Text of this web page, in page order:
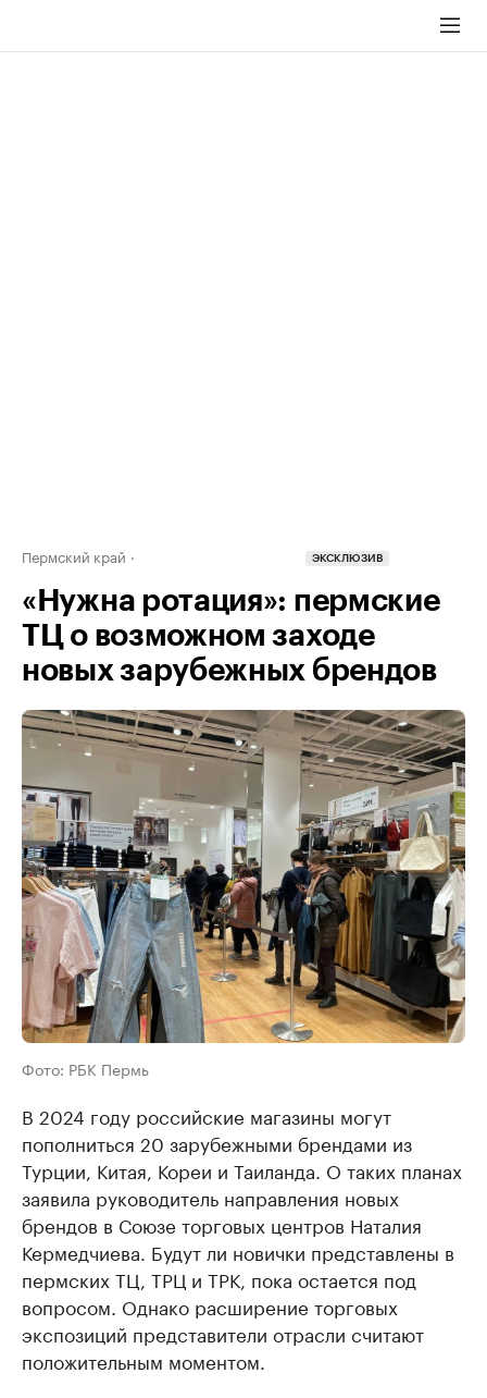
Пермский край ЭКСКЛЮЗИВ
«Нужна ротация»: пермские
ТЦ о возможном заходе
новых зарубежных брендов
Фото: РБК Пермь
В 2024 году российские магазины могут
пополниться 20 зарубежными брендами из
Турции, Китая, Кореи и Таиланда. О таких планах
заявила руководитель направления новых
брендов в Союзе торговых центров Наталия
Кермедчиева. Будут ли новички представлены в
пермских ТЦ, ТРЦ и ТРК, пока остается под
вопросом. Однако расширение торговых
экспозиций представители отрасли считают
положительным моментом.